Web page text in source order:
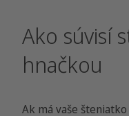
Ako súvisí
hnačkou
Ak má vaše